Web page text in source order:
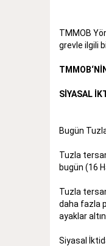
TMMOB
grevle ilgili
SİYASAL
Bugün
Tuzla
bugün (16
Tuzla
daha fazla
ayaklar
Siyasal